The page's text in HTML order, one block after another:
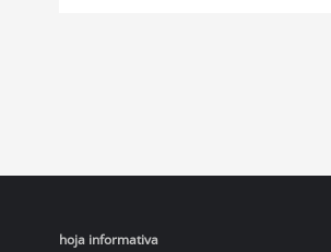
ensure safety of residents or staff
hoja informativa